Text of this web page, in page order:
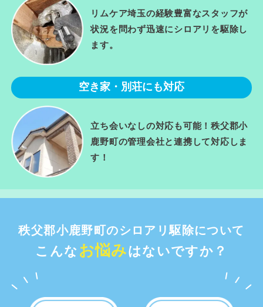
リムケア埼玉の経験豊富なスタッフが
状況を問わず迅速にシロアリを駆除し
ます。
空き家・別荘にも対応
立ち会いなしの対応も可能！秩父郡小
鹿野町の管理会社と連携して対応しま
す！
秩父郡小鹿野町のシロアリ駆除について
こんな お悩みはないですか？